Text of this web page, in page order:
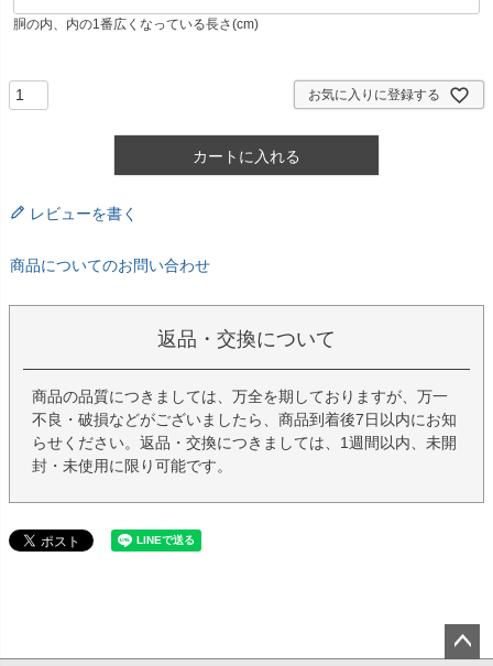
必
須
胴の内、内の1番広くなっている長さ(cm)
お気に入りに登録する
カートに入れる
レビューを書く
商品についてのお問い合わせ
返品・交換について
商品の品質につきましては、万全を期しておりますが、万一
不良・破損などがございましたら、商品到着後7日以内にお知
らせください。返品・交換につきましては、1週間以内、未開
封・未使用に限り可能です。